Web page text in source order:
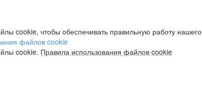
cookie, чтобы обеспечивать правильную работу
файлов cookie
cookie. Правила использования файлов cookie